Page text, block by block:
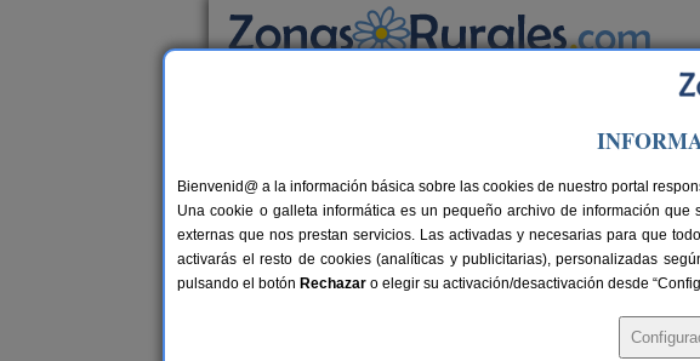
Busca por
Casas Rurales cerca de Aiguaviva
Bienvenid@ a la información básica sobre las cookies de nuestro portal
Una cookie o galleta informática es un pequeño archivo de información
externas que nos prestan servicios. Las activadas y necesarias para que
activarás el resto de cookies (analíticas y publicitarias), personalizadas
pulsando el botón Rechazar o elegir su activación/desactivación desde